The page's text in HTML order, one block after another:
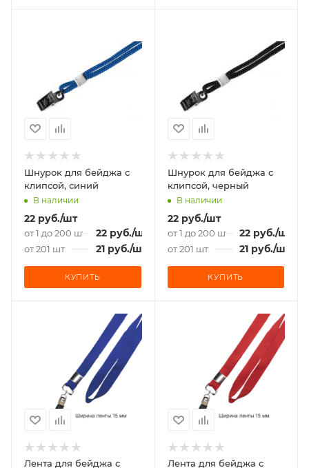
Шнурок для бейджа с
клипсой, синий
В наличии
22 руб./шт
от 1 до 200 шт 22 руб./шт
от 201 шт 21 руб./шт
КУПИТЬ
Шнурок для бейджа с
клипсой, черный
В наличии
22руб./шт
от 1 до 200 шт 22руб./шт
от 201 шт 21руб./шт
КУПИТЬ
Лента для бейджа c Лента для бейджа c